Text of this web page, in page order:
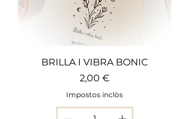
BRILLA I VIBRA BONIC
Preu
2,00 €
Impostos inclòs